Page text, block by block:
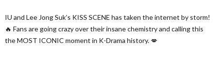
IU and Lee Jong Suk’s KISS SCENE has taken the internet by storm!
🔥 Fans are going crazy over their insane chemistry and calling this
the MOST ICONIC moment in K-Drama history. 💋